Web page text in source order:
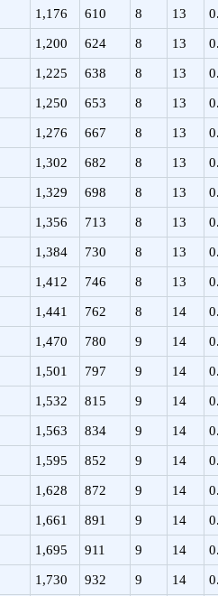
1,176 610 8 13
1,200 624 8 13
1,225 638 8 13
1,250 653 8 13
1,276 667 8 13
1,302 682 8 13
1,329 698 8 13
1,356 713 8 13
1,384 730 8 13
1,412 746 8 13
1,441 762 8 14
1,470 780 9 14
1,501 797 9 14
1,532 815 9 14
1,563 834 9 14
1,595 852 9 14
1,628 872 9 14
1,661 891 9 14
1,695 911 9 14
1,730 932 9 14